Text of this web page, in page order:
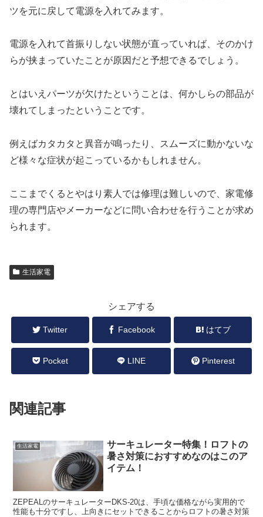
ツを元に戻して電源を入れてみます。
電源を入れて首振りしない状態が直っていれば、そのかけ
らが挟まっていたことが原因だと予想できるでしょう。
とはいえパーツが欠けたということは、何かしらの部品が
壊れてしまったということです。
例えばカタカタと異音が鳴ったり、スムーズに動かないな
ど様々な症状が起こっているかもしれません。
ここまでくるとやはり素人では修理は難しいので、家電修
理の専門店やメーカーなどに問い合わせを行うことが求め
られます。
生活家電
シェアする
Twitter Facebook はてブ
Pocket LINE Pinterest
関連記事
生活家電
サーキュレーター特集！ロフトの
暑さ対策におすすめなのはこのア
イテム！
ZEPEALのサーキュレーターDKS-20は、手頃な価格ながら実用的で
性能も十分ですし、上向きにセットできることからロフトの暑さ対策